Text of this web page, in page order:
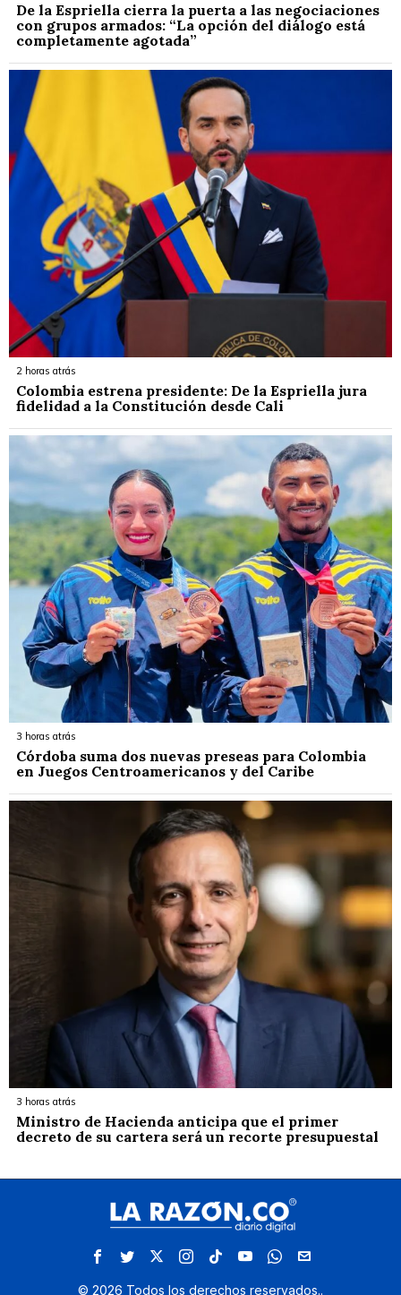
De la Espriella cierra la puerta a las negociaciones
con grupos armados: “La opción del diálogo está
completamente agotada”
2 horas atrás
Colombia estrena presidente: De la Espriella jura
fidelidad a la Constitución desde Cali
3 horas atrás
Córdoba suma dos nuevas preseas para Colombia
en Juegos Centroamericanos y del Caribe
3 horas atrás
Ministro de Hacienda anticipa que el primer
decreto de su cartera será un recorte presupuestal
© 2026 Todos los derechos reservados..